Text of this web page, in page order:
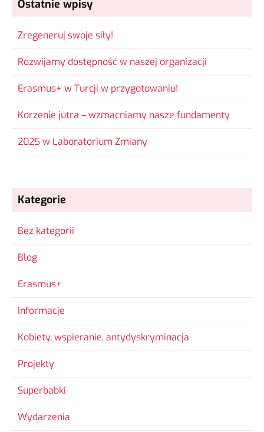
Ostatnie wpisy
Zregeneruj swoje siły!
Rozwijamy dostępność w naszej organizacji
Erasmus+ w Turcji w przygotowaniu!
Korzenie jutra – wzmacniamy nasze fundamenty
2025 w Laboratorium Zmiany
Kategorie
Bez kategorii
Blog
Erasmus+
Informacje
Kobiety, wspieranie, antydyskryminacja
Projekty
Superbabki
Wydarzenia